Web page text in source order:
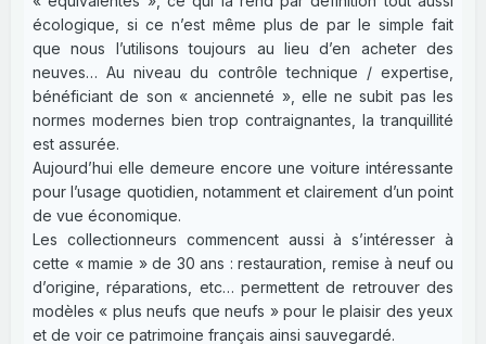
écologique, si ce n’est même plus de par le simple fait
que nous l’utilisons toujours au lieu d’en acheter des
neuves… Au niveau du contrôle technique / expertise,
bénéficiant de son « ancienneté », elle ne subit pas les
normes modernes bien trop contraignantes, la tranquillité
est assurée.
Aujourd’hui elle demeure encore une voiture intéressante
pour l’usage quotidien, notamment et clairement d’un point
de vue économique.
Les collectionneurs commencent aussi à s’intéresser à
cette « mamie » de 30 ans : restauration, remise à neuf ou
d’origine, réparations, etc… permettent de retrouver des
modèles « plus neufs que neufs » pour le plaisir des yeux
et de voir ce patrimoine français ainsi sauvegardé.